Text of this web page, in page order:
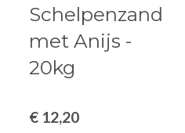
Schelpenzand
met Anijs -
20kg
€ 12,20